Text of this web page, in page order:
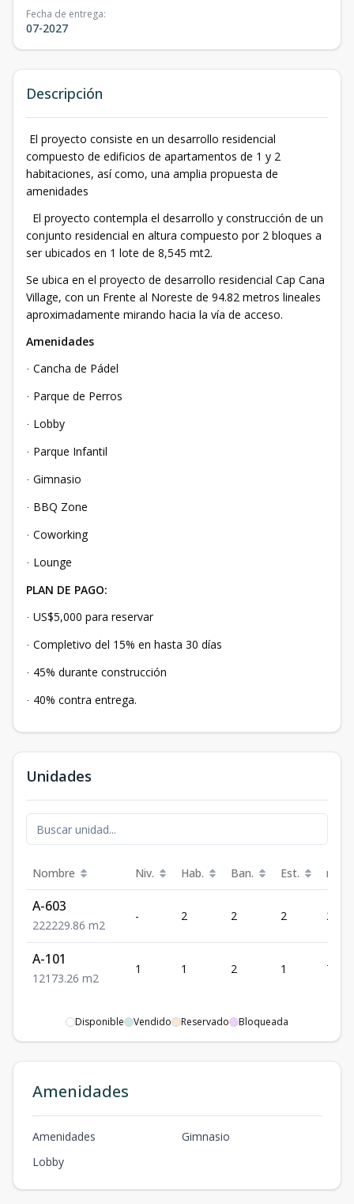
Fecha de entrega:
07-2027
Descripción
El proyecto consiste en un desarrollo residencial
compuesto de edificios de apartamentos de 1 y 2
habitaciones, así como, una amplia propuesta de
amenidades
El proyecto contempla el desarrollo y construcción de un
conjunto residencial en altura compuesto por 2 bloques a
ser ubicados en 1 lote de 8,545 mt2.
Se ubica en el proyecto de desarrollo residencial Cap Cana
Village, con un Frente al Noreste de 94.82 metros lineales
aproximadamente mirando hacia la vía de acceso.
Amenidades
· Cancha de Pádel
· Parque de Perros
· Lobby
· Parque Infantil
· Gimnasio
· BBQ Zone
· Coworking
· Lounge
PLAN DE PAGO:
· US$5,000 para reservar
· Completivo del 15% en hasta 30 días
· 45% durante construcción
· 40% contra entrega.
Unidades
Nombre Niv. Hab. Ban. Est. m²
A-603
222229.86 m2
- 2 2 2
A-101
1 21 73.26 m2
1 1 2 1 73.26
Disponible Vendido Reservado Bloqueada
Amenidades
Amenidades
Gimnasio
Lobby